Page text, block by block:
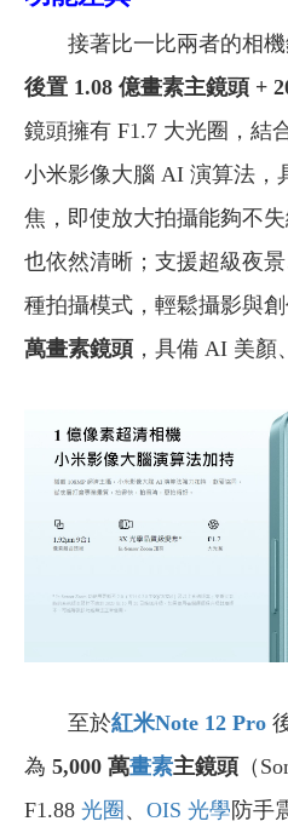
接著比一比兩者的相機
後置 1.08 億畫素主鏡頭 +
鏡頭擁有 F1.7 大光圈，結
小米影像大腦 AI 演算法，
焦，即使放大拍攝能夠不
也依然清晰；支援超級夜
種拍攝模式，輕鬆攝影與創
萬畫素鏡頭，具備 AI 美顏
至於紅米Note 12 Pro
為 5,000 萬畫素主鏡頭 （
F1.88 光圈 、 OIS 光學 防手